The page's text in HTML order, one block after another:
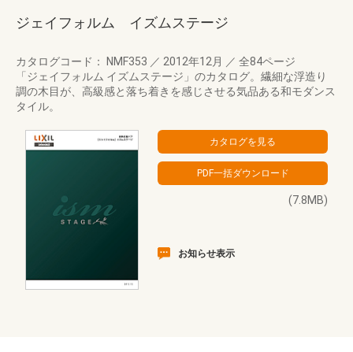
ジェイフォルム イズムステージ
カタログコード： NMF353 ／ 2012年12月 ／ 全84ページ
「ジェイフォルム イズムステージ」のカタログ。繊細な浮造り
調の木目が、高級感と落ち着きを感じさせる気品ある和モダンス
タイル。
(7.8MB)
お知らせ表示